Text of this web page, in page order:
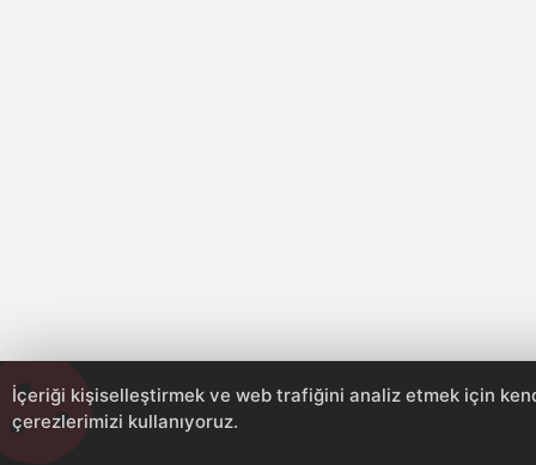
İçeriği kişiselleştirmek ve web trafiğini analiz etmek için
çerezlerimizi kullanıyoruz.